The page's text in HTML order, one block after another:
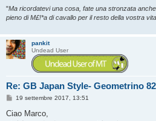
"Ma ricordatevi una cosa, fate una stronzata
pieno di M£!*a di cavallo per il resto della vostra vita
pankit
Undead User
Re: GB Japan Style- Geometrino
M
s
19 settembre 2017, 13:51
Ciao Marco,